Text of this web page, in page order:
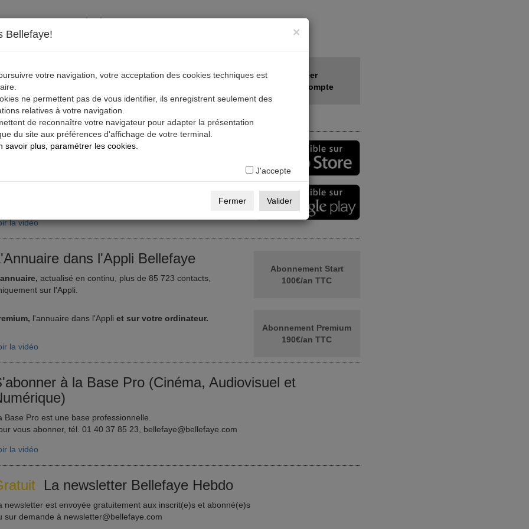
télécharger, s'abonner
Créer
votre compte
Audiovisuel et Numérique)
votre compte, puis créez votre profil sur la Base Pro Bellefaye.
la vidéo Voir des profils sur la Base Pro
Télécharger l'Appli Bellefaye
et Numérique),
la vidéo
Abonnement Start
100€/an TTC
Abonnement Premium
190€/an TTC
dans l'Appli Bellefaye
actualisé en continu, plus de 85 723 contacts,
sur l'Appli.
l'annuaire dans l'Appli et sur votre ordinateur.
la vidéo
à la Base Pro (Cinéma, Audiovisuel et
Base Pro est une base professionnelle.
vous abonner, tél. 01 40 37 85 23, bellefaye@bellefaye.com
la vidéo
La newsletter Bellefaye Hebdo
newsletter est envoyée gratuitement aux inscrit(e)s et abonné(e)s
sur demande à newsletter@bellefaye.com
×
Bellefaye!
votre navigation, votre acceptation des cookies techniques est
ne permettent pas de vous identifier, ils enregistrent seulement des
relatives à votre navigation.
de reconnaître votre navigateur pour adapter la présentation
du site aux préférences d'affichage de votre terminal.
savoir plus, paramétrer les cookies
J'accepte
Fermer Valider